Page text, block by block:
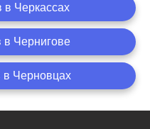
Черкассах
Чернигове
Черновцах